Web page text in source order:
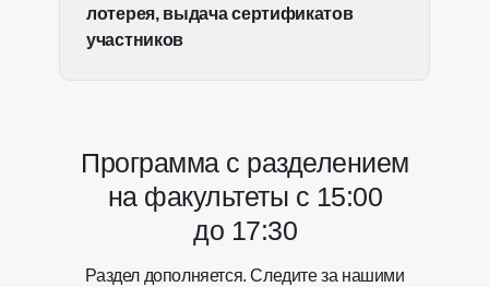
лотерея, выдача сертификатов
участников
Программа с разделением
на факультеты с 15:00
до 17:30
Раздел дополняется. Следите за нашими